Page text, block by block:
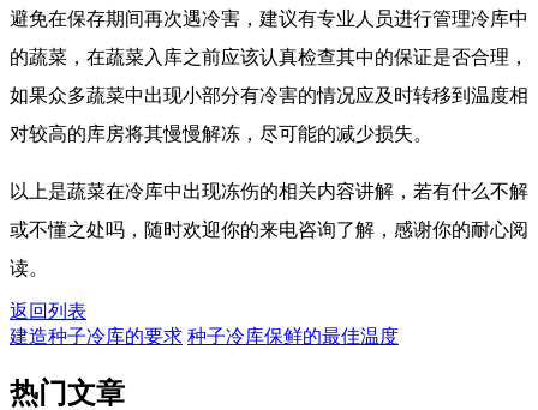
避免在保存期间再次遇冷害，建议有专业人员进行管理冷库中
的蔬菜，在蔬菜入库之前应该认真检查其中的保证是否合理，
如果众多蔬菜中出现小部分有冷害的情况应及时转移到温度相
对较高的库房将其慢慢解冻，尽可能的减少损失。
以上是蔬菜在冷库中出现冻伤的相关内容讲解，若有什么不解
或不懂之处吗，随时欢迎你的来电咨询了解，感谢你的耐心阅
读。
返回列表
建造种子冷库的要求 种子冷库保鲜的最佳温度
热门文章